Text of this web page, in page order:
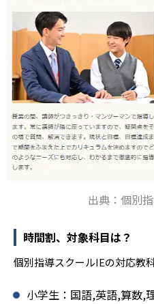
出典：個別
時間割、対象科目は？
個別指導スクールIEの対応教
小学生：国語,英語,算数,